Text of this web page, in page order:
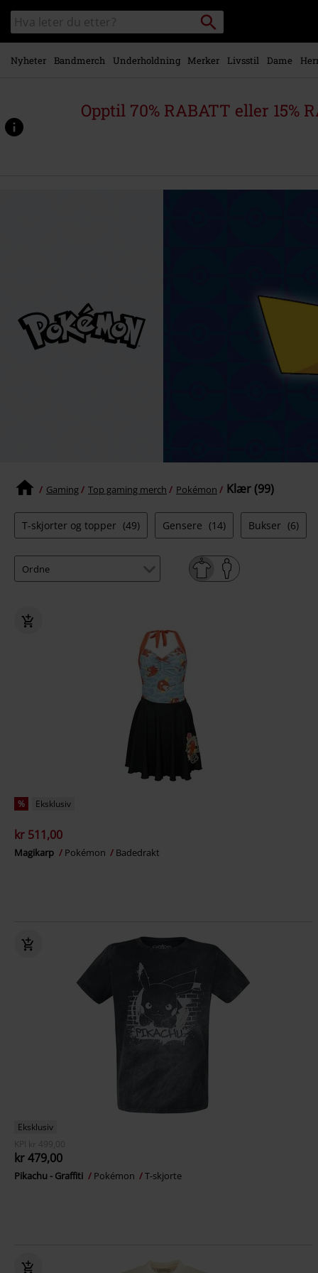
Skipp til
hovedinnhold
Søk
i
katalogen
Søk
Nyheter Bandmerch Underholdning Merker Livsstil Dame
Opptil 70% RABATT eller 15%
Gaming Top gaming merch Pokémon Klær (99)
T-skjorter og topper (49) Gensere (14) Bukser (6)
% Eksklusiv
kr 511,00
Magikarp Pokémon Badedrakt
Eksklusiv
KPI
kr 499,00
kr 479,00
Pikachu - Graffiti Pokémon T-skjorte